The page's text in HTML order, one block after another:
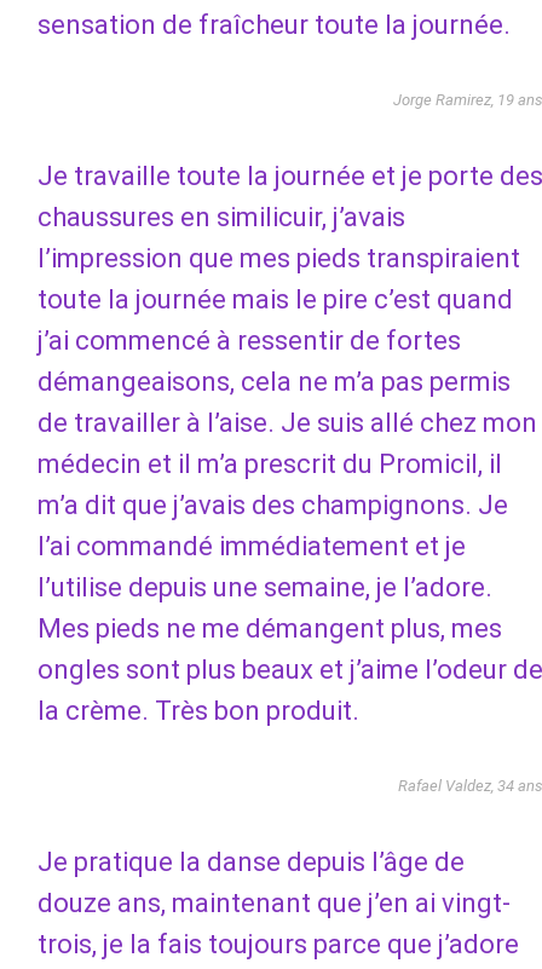
sensation de fraîcheur toute la journée.
Jorge Ramirez, 19 ans
Je travaille toute la journée et je porte des
chaussures en similicuir, j’avais
l’impression que mes pieds transpiraient
toute la journée mais le pire c’est quand
j’ai commencé à ressentir de fortes
démangeaisons, cela ne m’a pas permis
de travailler à l’aise. Je suis allé chez mon
médecin et il m’a prescrit du Promicil, il
m’a dit que j’avais des champignons. Je
l’ai commandé immédiatement et je
l’utilise depuis une semaine, je l’adore.
Mes pieds ne me démangent plus, mes
ongles sont plus beaux et j’aime l’odeur de
la crème. Très bon produit.
Rafael Valdez, 34 ans
Je pratique la danse depuis l’âge de
douze ans, maintenant que j’en ai vingt-
trois, je la fais toujours parce que j’adore